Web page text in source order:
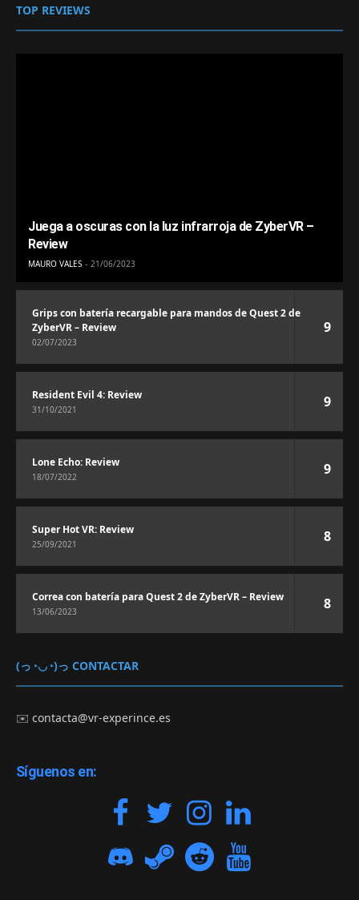
TOP REVIEWS
Juega a oscuras con la luz infrarroja de ZyberVR –
Review
MAURO VALES 21/06/2023
Grips con batería recargable para mandos de Quest 2 de
ZyberVR – Review
02/07/2023
9
Resident Evil 4: Review
31/10/2021 9
Lone Echo: Review
18/07/2022 9
Super Hot VR: Review
25/09/2021 8
Correa con batería para Quest 2 de ZyberVR – Review
13/06/2023 8
(っ◔◡◔)っ CONTACTAR
✉️contacta@vr-experince.es
Síguenos en: